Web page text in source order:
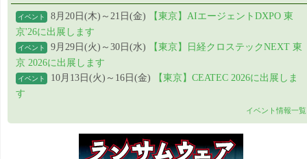
イベント 8月20日(木)～21日(金)
【東京】AIエージェントDXPO 東
京'26に出展します
イベント 9月29日(火)～30日(水)
【東京】日経クロステックNEXT 東
京 2026に出展します
イベント 10月13日(火)～16日(金)
【東京】CEATEC 2026に出展しま
す
イベント情報一覧